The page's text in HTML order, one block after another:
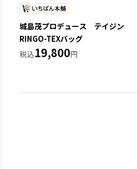
城島茂プロデュース テイジン
RINGO-TEXバッグ
19,800